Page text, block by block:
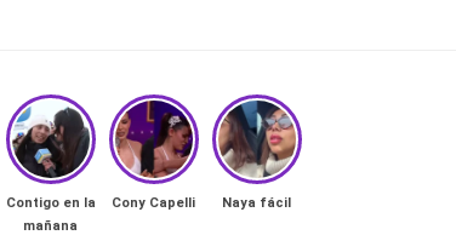
Contigo en la
mañana
Cony Capelli Naya fácil